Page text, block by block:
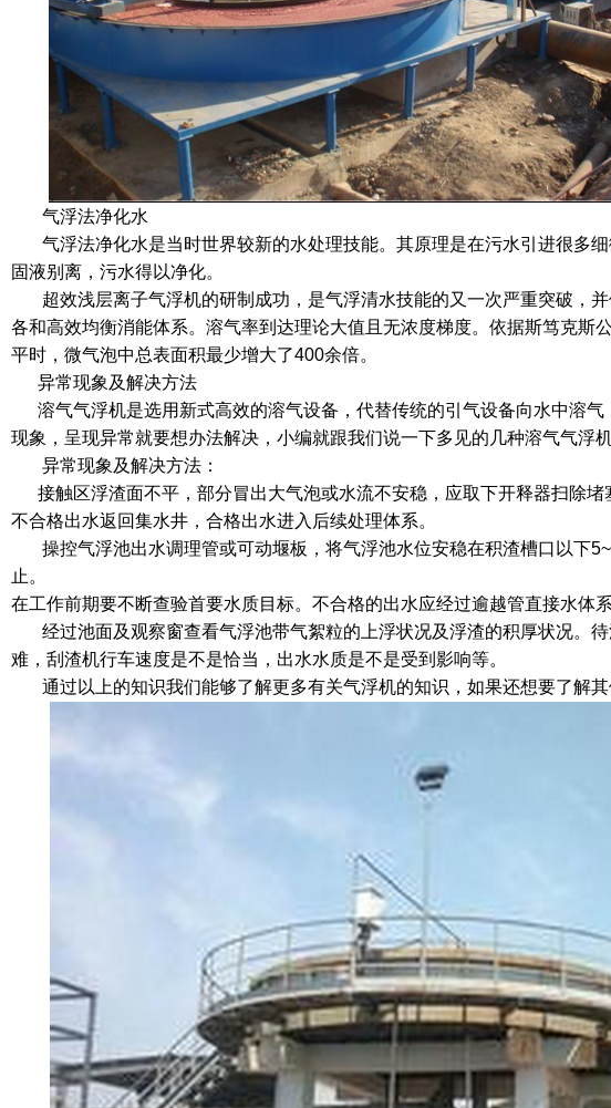
气浮法净化水
气浮法净化水是当时世界较新的水处理技能。其原理是在污水引进很多
固液别离，污水得以净化。
超效浅层离子气浮机的研制成功，是气浮清水技能的又一次严重突破，
各和高效均衡消能体系。溶气率到达理论大值且无浓度梯度。依据斯笃克
平时，微气泡中总表面积最少增大了400余倍。
异常现象及解决方法
溶气气浮机是选用新式高效的溶气设备，代替传统的引气设备向水中溶气
现象，呈现异常就要想办法解决，小编就跟我们说一下多见的几种溶气气浮
异常现象及解决方法：
接触区浮渣面不平，部分冒出大气泡或水流不安稳，应取下开释器扫除堵
不合格出水返回集水井，合格出水进入后续处理体系。
操控气浮池出水调理管或可动堰板，将气浮池水位安稳在积渣槽口以下
止。
在工作前期要不断查验首要水质目标。不合格的出水应经过逾越管直接水体
经过池面及观察窗查看气浮池带气絮粒的上浮状况及浮渣的积厚状况。
难，刮渣机行车速度是不是恰当，出水水质是不是受到影响等。
通过以上的知识我们能够了解更多有关气浮机的知识，如果还想要了解其